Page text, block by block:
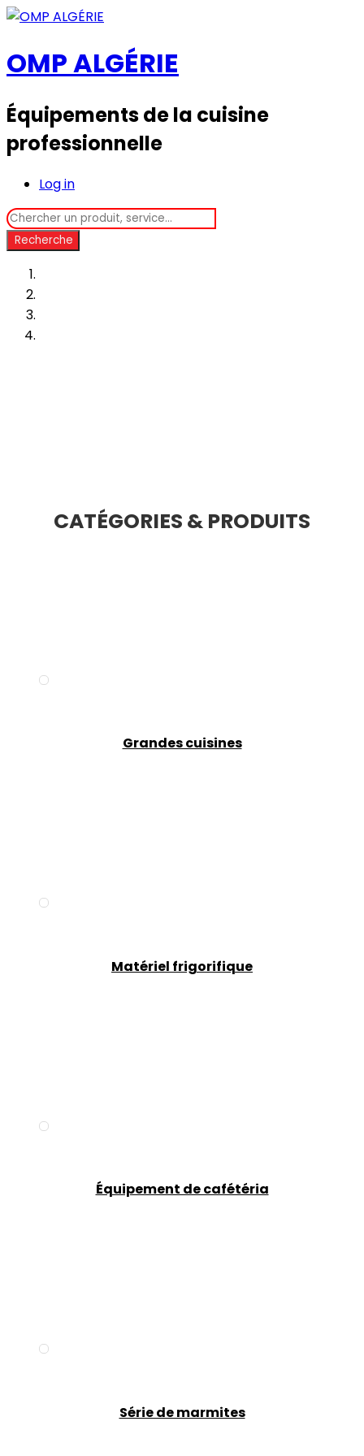
OMP ALGÉRIE
Équipements de la cuisine
professionnelle
Log in
Recherche
CATÉGORIES & PRODUITS
Grandes cuisines
Matériel frigorifique
Équipement de cafétéria
Série de marmites